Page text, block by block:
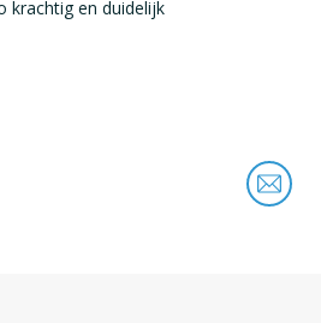
krachtig en duidelijk